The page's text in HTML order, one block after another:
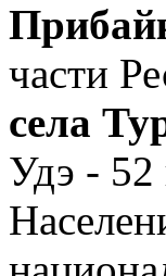
части
села
Удэ -